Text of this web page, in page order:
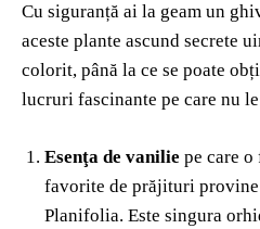
Cu siguranță ai la geam un
aceste plante ascund secrete
colorit, până la ce se poate
lucruri fascinante pe care nu
Esenţa de vanilie pe care
favorite de prăjituri
Planifolia. Este singura